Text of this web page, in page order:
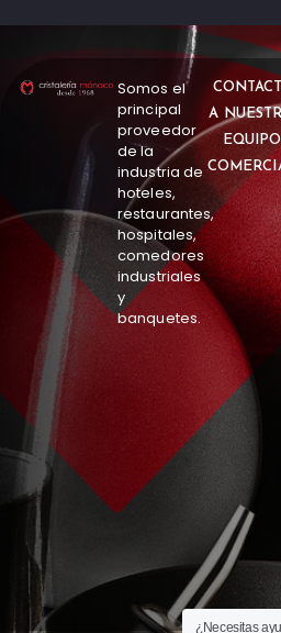
Somos el
principal
proveedor
de la
industria de
hoteles,
restaurantes,
hospitales,
comedores
industriales
y
banquetes.
A
EQUIPO
¿Necesitas